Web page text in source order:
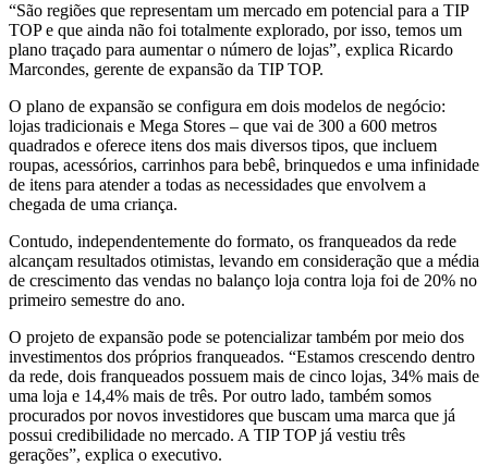
“São regiões que representam um mercado em potencial para a TIP
TOP e que ainda não foi totalmente explorado, por isso, temos um
plano traçado para aumentar o número de lojas”, explica Ricardo
Marcondes, gerente de expansão da TIP TOP.
O plano de expansão se configura em dois modelos de negócio:
lojas tradicionais e Mega Stores – que vai de 300 a 600 metros
quadrados e oferece itens dos mais diversos tipos, que incluem
roupas, acessórios, carrinhos para bebê, brinquedos e uma infinidade
de itens para atender a todas as necessidades que envolvem a
chegada de uma criança.
Contudo, independentemente do formato, os franqueados da rede
alcançam resultados otimistas, levando em consideração que a média
de crescimento das vendas no balanço loja contra loja foi de 20% no
primeiro semestre do ano.
O projeto de expansão pode se potencializar também por meio dos
investimentos dos próprios franqueados. “Estamos crescendo dentro
da rede, dois franqueados possuem mais de cinco lojas, 34% mais de
uma loja e 14,4% mais de três. Por outro lado, também somos
procurados por novos investidores que buscam uma marca que já
possui credibilidade no mercado. A TIP TOP já vestiu três
gerações”, explica o executivo.